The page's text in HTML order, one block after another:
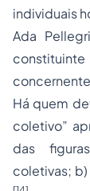
individuais
Ada
Há quem
coletivo”
das
coletivas;